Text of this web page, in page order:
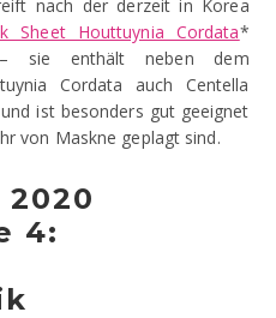
nach der derzeit in Korea
Sheet Houttuynia Cordata*
– sie enthält neben dem
Cordata auch Centella
ist besonders gut geeignet
von Maskne geplagt sind.
4: